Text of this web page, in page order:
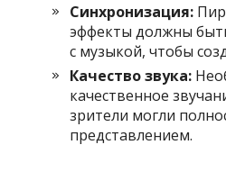
Синхронизация:
эффекты должны
с музыкой, чтобы
Качество звука:
качественное
зрители могли
представлением.